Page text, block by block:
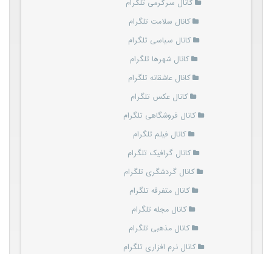
کانال سرگرمی تلگرام
کانال سلامت تلگرام
کانال سیاسی تلگرام
کانال شهرها تلگرام
کانال عاشقانه تلگرام
کانال عکس تلگرام
کانال فروشگاهی تلگرام
کانال فیلم تلگرام
کانال گرافیک تلگرام
کانال گردشگری تلگرام
کانال متفرقه تلگرام
کانال مجله تلگرام
کانال مذهبی تلگرام
کانال نرم افزاری تلگرام